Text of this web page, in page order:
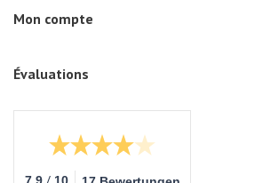
Mon compte
Évaluations